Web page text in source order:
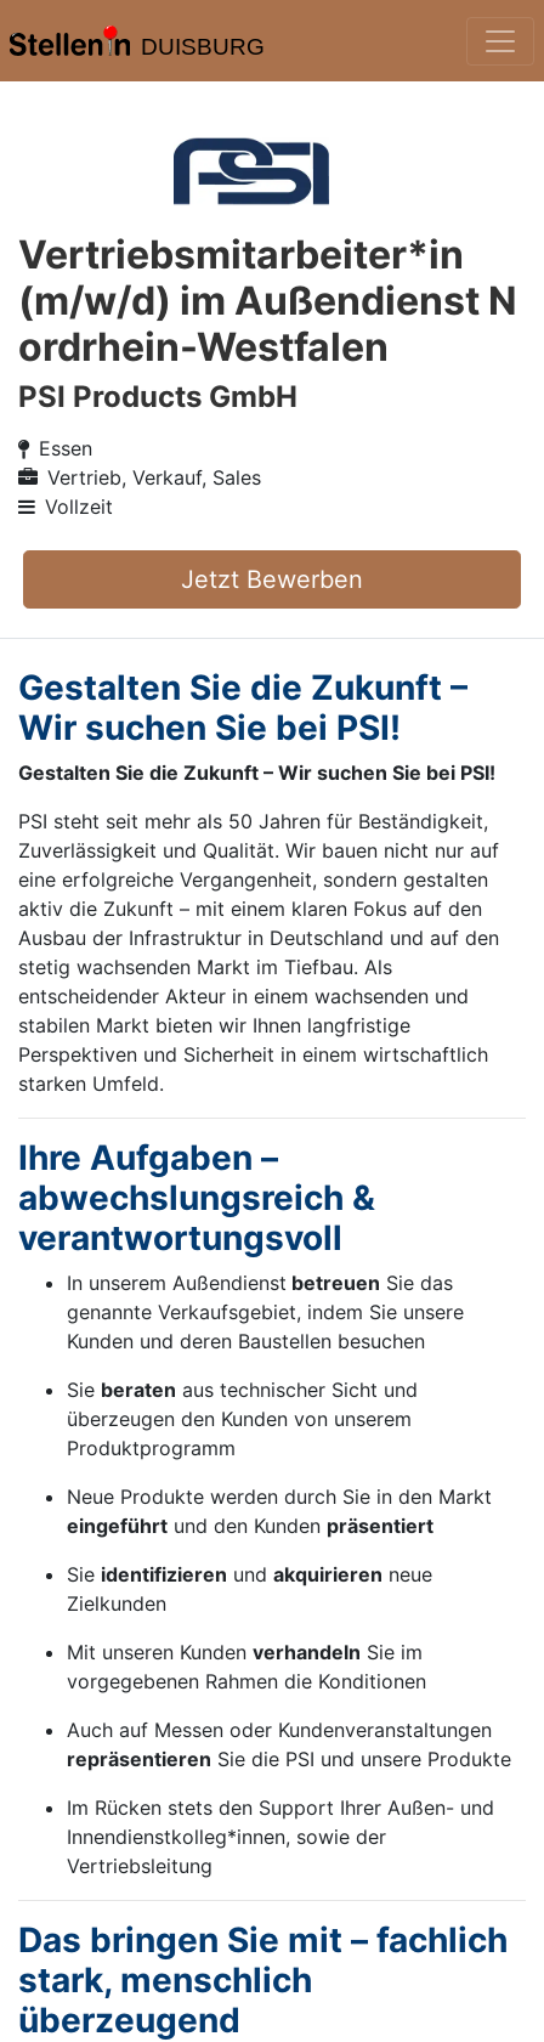
DUISBURG
Vertriebsmitarbeiter*in
(m/w/d) im Außendienst N
ordrhein-Westfalen
PSI Products GmbH
Essen
Vertrieb, Verkauf, Sales
Vollzeit
Jetzt Bewerben
Gestalten Sie die Zukunft –
Wir suchen Sie bei PSI!
Gestalten Sie die Zukunft – Wir suchen Sie bei PSI!
PSI steht seit mehr als 50 Jahren für Beständigkeit,
Zuverlässigkeit und Qualität. Wir bauen nicht nur auf
eine erfolgreiche Vergangenheit, sondern gestalten
aktiv die Zukunft – mit einem klaren Fokus auf den
Ausbau der Infrastruktur in Deutschland und auf den
stetig wachsenden Markt im Tiefbau. Als
entscheidender Akteur in einem wachsenden und
stabilen Markt bieten wir Ihnen langfristige
Perspektiven und Sicherheit in einem wirtschaftlich
starken Umfeld.
Ihre Aufgaben –
abwechslungsreich &
verantwortungsvoll
In unserem Außendienst betreuen Sie das
genannte Verkaufsgebiet, indem Sie unsere
Kunden und deren Baustellen besuchen
Sie beraten aus technischer Sicht und
überzeugen den Kunden von unserem
Produktprogramm
Neue Produkte werden durch Sie in den Markt
eingeführt und den Kunden präsentiert
Sie identifizieren und akquirieren neue
Zielkunden
Mit unseren Kunden verhandeln Sie im
vorgegebenen Rahmen die Konditionen
Auch auf Messen oder Kundenveranstaltungen
repräsentieren Sie die PSI und unsere Produkte
Im Rücken stets den Support Ihrer Außen- und
Innendienstkolleg*innen, sowie der
Vertriebsleitung
Das bringen Sie mit – fachlich
stark, menschlich
überzeugend